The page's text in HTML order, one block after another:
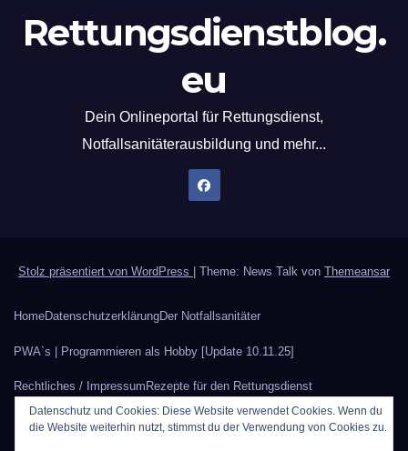
Rettungsdienstblog.
eu
Dein Onlineportal für Rettungsdienst,
Notfallsanitäterausbildung und mehr...
Stolz präsentiert von WordPress Theme: News Talk von Themeansar
HomeDatenschutzerklärungDer Notfallsanitäter
PWA`s | Programmieren als Hobby [Update 10.11.25]
Rechtliches / Impressum Rezepte für den Rettungsdienst
SauerstoffberechnungWerbung auf Rettungsdienstblog.eu
Datenschutz und Cookies: Diese Website verwendet Cookies. Wenn du
die Website weiterhin nutzt, stimmst du der Verwendung von Cookies zu.